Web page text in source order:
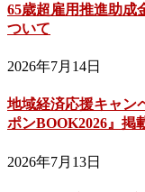
65歳超雇用推進助成
ついて
2026年7月14日
地域経済応援キャン
ポンBOOK2026』掲
2026年7月13日